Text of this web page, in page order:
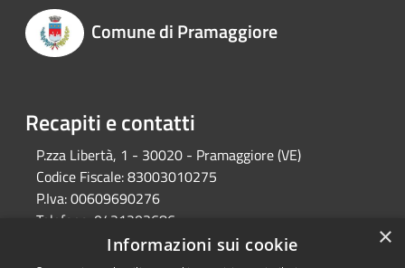
Comune di Pramaggiore
Recapiti e contatti
P.zza Libertà, 1 - 30020 - Pramaggiore (VE)
Codice Fiscale:83003010275
P.Iva:00609690276
Telefono: 0421203686
protocollo@comune.pramaggiore.ve.it
Pec:
protocollo.comune.pramaggiore.ve@pecveneto.it
×
Informazioni sui cookie